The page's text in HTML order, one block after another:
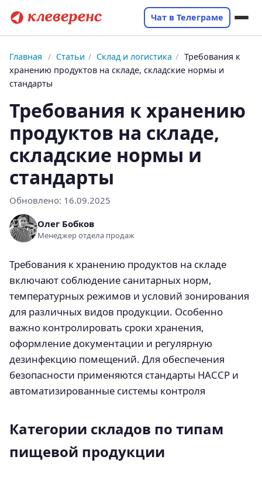
Чат в Телеграме
Главная / Статьи / Склад и логистика / Требования к
хранению продуктов на складе, складские нормы и
стандарты
Требования к хранению
продуктов на складе,
складские нормы и
стандарты
Обновлено: 16.09.2025
Олег Бобков
Менеджер отдела продаж
Требования к хранению продуктов на складе
включают соблюдение санитарных норм,
температурных режимов и условий зонирования
для различных видов продукции. Особенно
важно контролировать сроки хранения,
оформление документации и регулярную
дезинфекцию помещений. Для обеспечения
безопасности применяются стандарты HACCP и
автоматизированные системы контроля
Категории складов по типам
пищевой продукции